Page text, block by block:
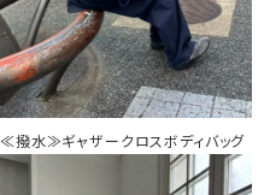
≪撥水≫ギャザークロスボディバッグ